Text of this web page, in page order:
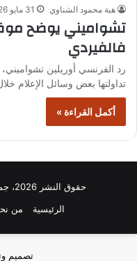
هبة محمود الشناوي 31 مايو 2026
تشواميني يوضح
فالفيردي
رد الفرنسي أوريلين
تداولتها بعض وسائل الإعلام
أكمل القراءة »
حقوق النشر 2026، جميع الحقوق محفوظة © نبأ مصر
الرئيسية
من
تصميم